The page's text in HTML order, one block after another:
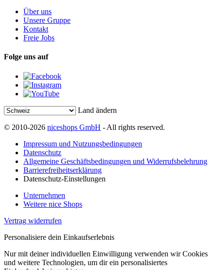
Über uns
Unsere Gruppe
Kontakt
Freie Jobs
Folge uns auf
Land ändern
© 2010-2026 niceshops GmbH - All rights reserved.
Impressum und Nutzungsbedingungen
Datenschutz
Allgemeine Geschäftsbedingungen und Widerrufsbelehrung
Barrierefreiheitserklärung
Datenschutz-Einstellungen
Unternehmen
Weitere nice Shops
Vertrag widerrufen
Personalisiere dein Einkaufserlebnis
Nur mit deiner individuellen Einwilligung verwenden wir Cookies
und weitere Technologien, um dir ein personalisiertes